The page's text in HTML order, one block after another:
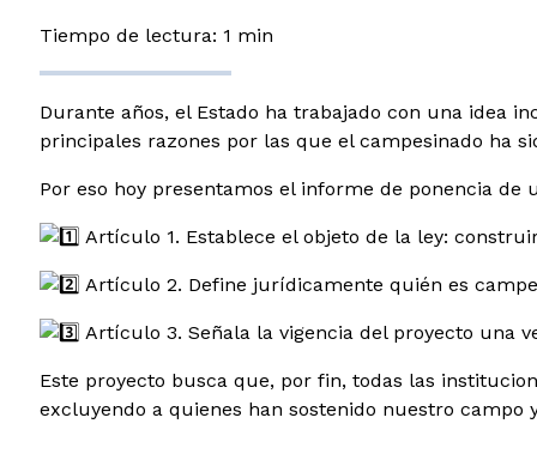
Tiempo de lectura: 1 min
Durante años, el Estado ha trabajado con una idea
principales razones por las que el campesinado ha
Por eso hoy presentamos el informe de ponencia
Artículo 1. Establece el objeto de la ley:
Artículo 2. Define jurídicamente quién es
Artículo 3. Señala la vigencia del proyecto una
Este proyecto busca que, por fin, todas las
excluyendo a quienes han sostenido nuestro campo